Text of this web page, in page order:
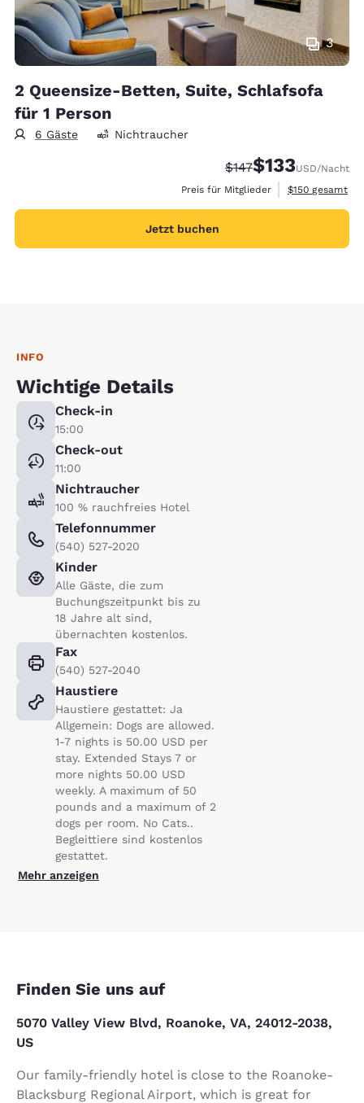
3
2 Queensize-Betten, Suite, Schlafsofa
für 1 Person
6 Gäste Nichtraucher
Durchgestrichener
$147Vergünstigter
$133USD/Nacht
Preis für Mitglieder
Geschätzte
$150 gesamt
Jetzt buchen
INFO
Wichtige Details
Check-in
15:00
Check-out
11:00
Nichtraucher
100 % rauchfreies Hotel
Telefonnummer
(540) 527-2020
Kinder
Alle Gäste, die zum
Buchungszeitpunkt bis zu
18 Jahre alt sind,
übernachten kostenlos.
Fax
(540) 527-2040
Haustiere
Haustiere gestattet: Ja
Allgemein: Dogs are allowed.
1-7 nights is 50.00 USD per
stay. Extended Stays 7 or
more nights 50.00 USD
weekly. A maximum of 50
pounds and a maximum of 2
dogs per room. No Cats..
Begleittiere sind kostenlos
gestattet.
Mehr anzeigen
Finden Sie uns auf
5070 Valley View Blvd, Roanoke, VA, 24012-2038,
US
Our family-friendly hotel is close to the Roanoke-
Blacksburg Regional Airport, which is great for